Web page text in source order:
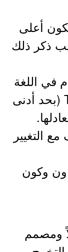
أعلى
(4.0/ 5.0) (يجب ذكر ذلك
في اللغة
الإنجليزية (يجب تقديم TOEFL (بحد أدنى
التغيير
وكون
ومصمم